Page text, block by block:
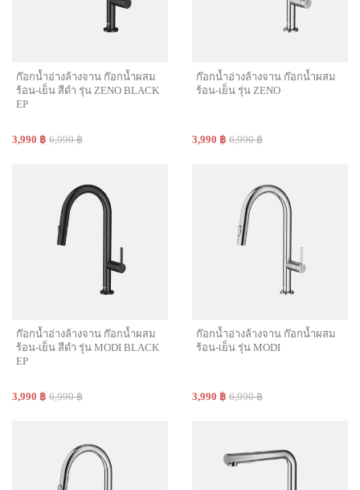
ก๊อกน้ำอ่างล้างจาน ก๊อกน้ำผสม
ร้อน-เย็น สีดำ รุ่น ZENO BLACK
EP
3,990 ฿ 6,990 ฿
ก๊อกน้ำอ่างล้างจาน ก๊อกน้ำผสม
ร้อน-เย็น รุ่น ZENO
3,990 ฿ 6,990 ฿
ก๊อกน้ำอ่างล้างจาน ก๊อกน้ำผสม
ร้อน-เย็น สีดำ รุ่น MODI BLACK
EP
3,990 ฿ 6,990 ฿
ก๊อกน้ำอ่างล้างจาน ก๊อกน้ำผสม
ร้อน-เย็น รุ่น MODI
3,990 ฿ 6,990 ฿